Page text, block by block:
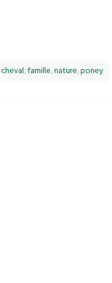
cheval,famille,nature,poney